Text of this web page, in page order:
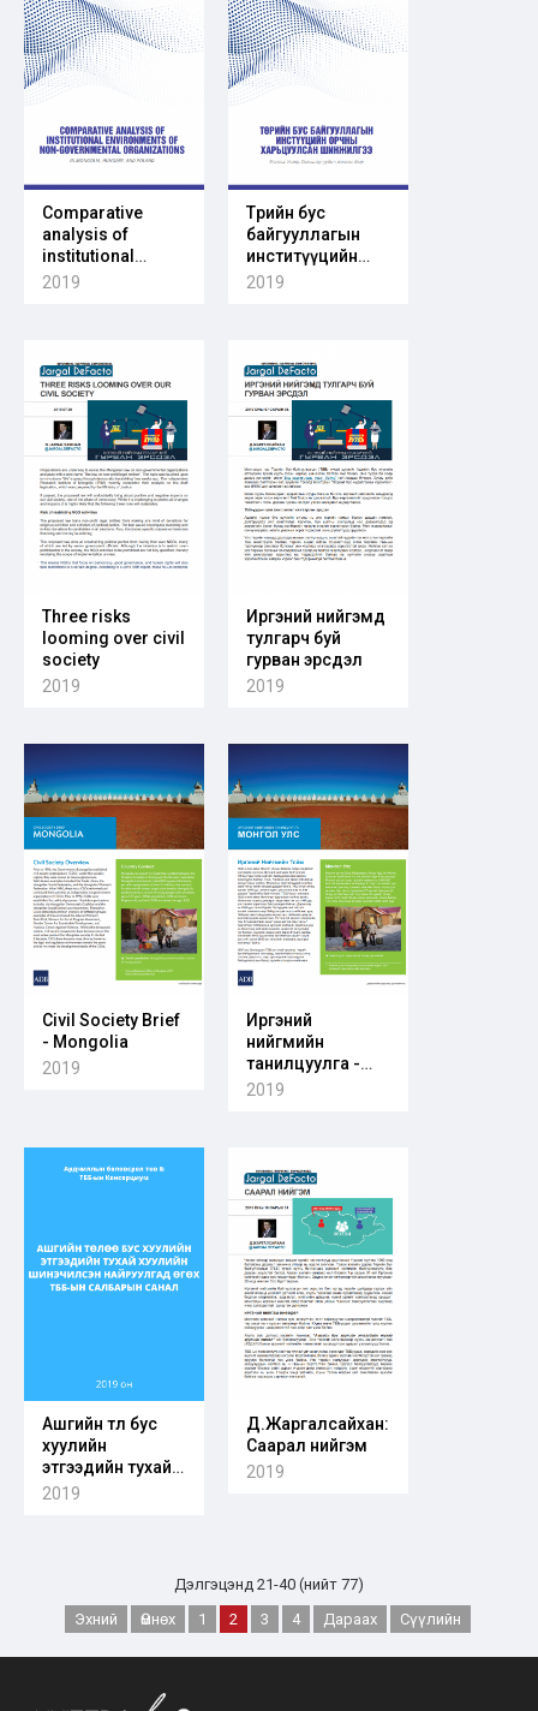
Comparative
analysis of
institutional
environments of
2019
Төрийн бус
байгууллагын
инститүүцийн
орчны
Польш орнуудын
жишээн дээр
2019
Three risks
looming over civil
society
2019
Иргэний нийгэмд
тулгарч буй
гурван эрсдэл
2019
Civil Society Brief
- Mongolia
2019
Иргэний
нийгмийн
танилцуулга -
Монгол улс
2019
Ашгийн төлөө бус
хуулийн
этгээдийн тухай
хуулийн
2019
Д.Жаргалсайхан:
Саарал нийгэм
2019
Дэлгэцэнд 21-40 (нийт 77)
Эхний
Өмнөх 1 2 3 4 Дараах Сүүлийн